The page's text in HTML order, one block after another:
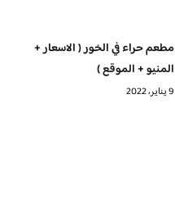
مطعم حراء في الخور ( الاسعار +
المنيو + الموقع )
9 يناير، 2022